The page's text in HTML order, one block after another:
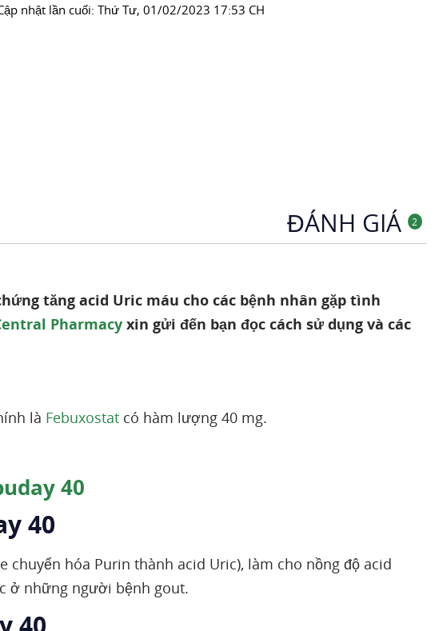
nhật lần cuối: Thứ Tư, 01/02/2023 17:53 CH
ĐÁNH GIÁ 2
tăng acid Uric máu cho các bệnh nhân gặp tình
Pharmacy xin gửi đến bạn đọc cách sử dụng và các
là Febuxostat có hàm lượng 40 mg.
40
40
chuyển hóa Purin thành acid Uric), làm cho nồng độ acid
ở những người bệnh gout.